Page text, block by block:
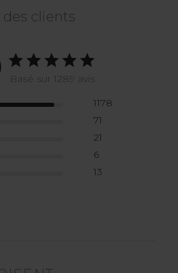
des clients
Basé sur 1289 avis
1178
71
21
6
13